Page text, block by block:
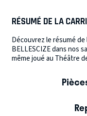
RÉSUMÉ DE LA
Découvrez le résumé
BELLESCIZE dans nos
même joué au Théâtre